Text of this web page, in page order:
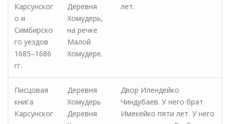
Карсунског
о и
Симбирско
го уездов
1685–1686
гг.
Деревня
Хомудерь,
на речке
Малой
Хомудере.
лет.
Писцовая
книга
Карсунског
Деревня
Хомудерь
Деревня
Двор Илендейко
Чиндубаев. У него брат
Имекейко пяти лет. У него